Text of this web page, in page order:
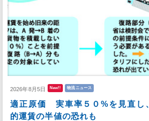
2026年8月5日 New!! 物流ニュース
適正原価 実車率５０%を見直し
的運賃の半値の恐れも